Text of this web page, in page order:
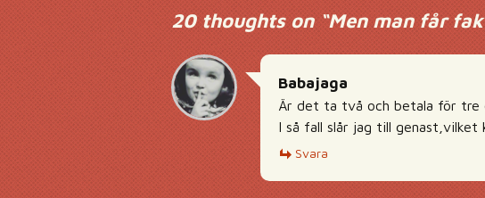
20 thoughts on “Men man får
Babajaga
Är det ta två och betala för tre
I så fall slår jag till genast,vilket
Svara